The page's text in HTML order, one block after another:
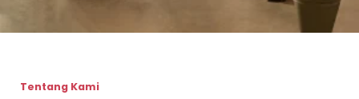
Tentang Kami